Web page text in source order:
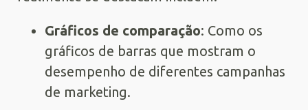
Gráficos de comparação: Como os
gráficos de barras que mostram o
desempenho de diferentes campanhas
de marketing.